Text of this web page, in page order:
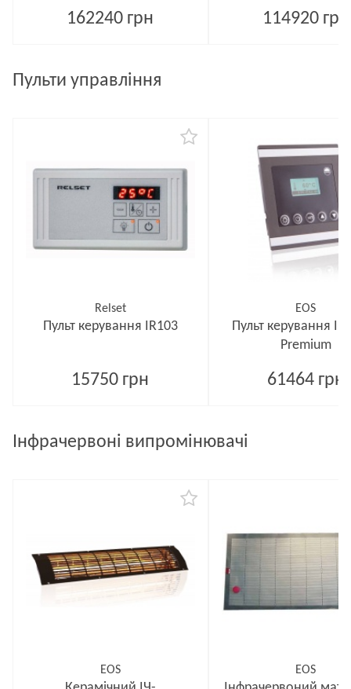
162240 грн 114920 грн
Пульти управління
Relset
Пульт керування IR103
15750 грн
EOS
Пульт керування
Premium
61464 грн
Інфрачервоні випромінювачі
EOS EOS